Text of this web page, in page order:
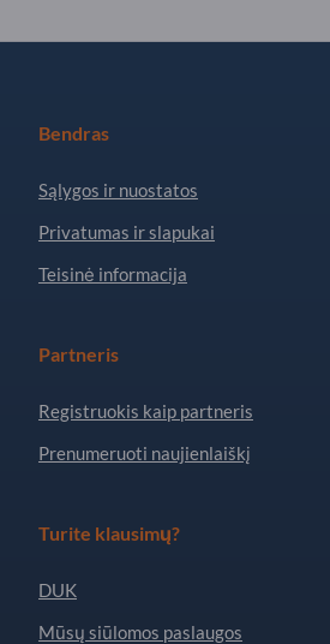
Bendras
Sąlygos ir nuostatos
Privatumas ir slapukai
Teisinė informacija
Partneris
Registruokis kaip partneris
Prenumeruoti naujienlaiškį
Turite klausimų?
DUK
Mūsų siūlomos paslaugos